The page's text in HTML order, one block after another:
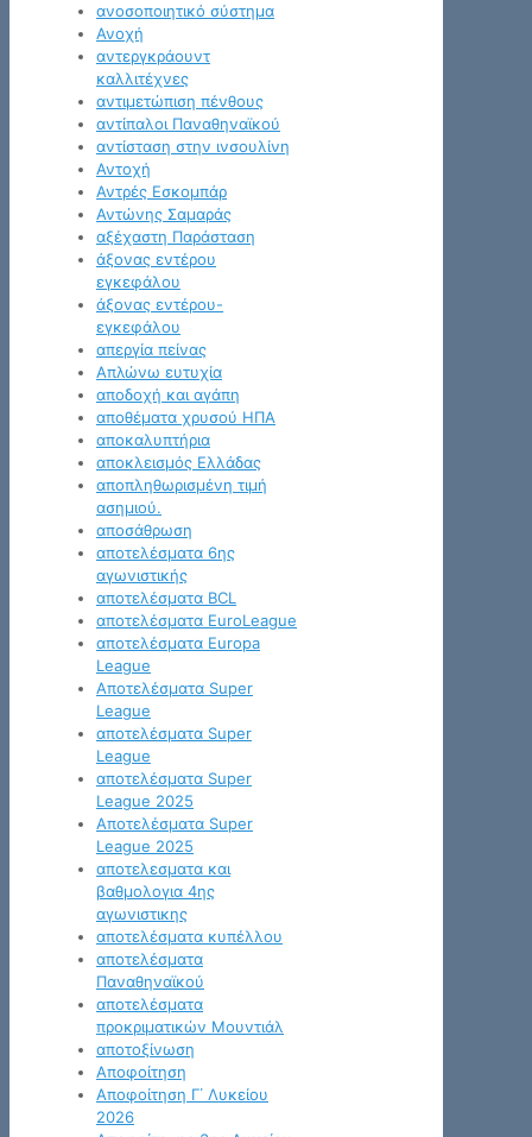
ανοσοποιητικό σύστημα
Ανοχή
αντεργκράουντ
καλλιτέχνες
αντιμετώπιση πένθους
αντίπαλοι Παναθηναϊκού
αντίσταση στην ινσουλίνη
Αντοχή
Αντρές Εσκομπάρ
Αντώνης Σαμαράς
αξέχαστη Παράσταση
άξονας εντέρου
εγκεφάλου
άξονας εντέρου-
εγκεφάλου
απεργία πείνας
Απλώνω ευτυχία
αποδοχή και αγάπη
αποθέματα χρυσού ΗΠΑ
αποκαλυπτήρια
αποκλεισμός Ελλάδας
αποπληθωρισμένη τιμή
ασημιού.
αποσάθρωση
αποτελέσματα 6ης
αγωνιστικής
αποτελέσματα BCL
αποτελέσματα EuroLeague
αποτελέσματα Europa
League
Αποτελέσματα Super
League
αποτελέσματα Super
League
αποτελέσματα Super
League 2025
Αποτελέσματα Super
League 2025
αποτελεσματα και
βαθμολογια 4ης
αγωνιστικης
αποτελέσματα κυπέλλου
αποτελέσματα
Παναθηναϊκού
αποτελέσματα
προκριματικών Μουντιάλ
αποτοξίνωση
Αποφοίτηση
Αποφοίτηση Γ΄ Λυκείου
2026